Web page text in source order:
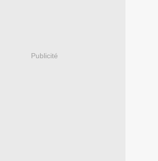
Publicité